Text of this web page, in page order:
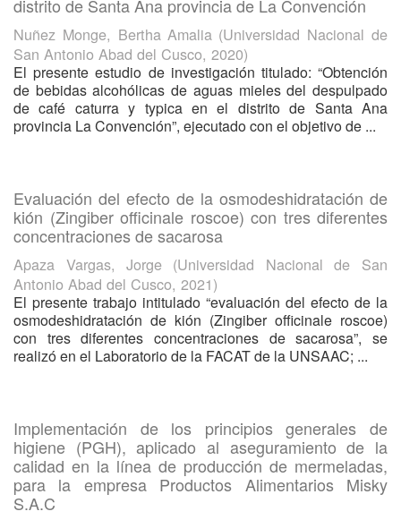
distrito de Santa Ana provincia de La Convención
Nuñez Monge, Bertha Amalia (Universidad Nacional de
San Antonio Abad del Cusco, 2020)
El presente estudio de investigación titulado: “Obtención
de bebidas alcohólicas de aguas mieles del despulpado
de café caturra y typica en el distrito de Santa Ana
provincia La Convención”, ejecutado con el objetivo de ...
Evaluación del efecto de la osmodeshidratación de
kión (Zingiber officinale roscoe) con tres diferentes
concentraciones de sacarosa
Apaza Vargas, Jorge (Universidad Nacional de San
Antonio Abad del Cusco, 2021)
El presente trabajo intitulado “evaluación del efecto de la
osmodeshidratación de kión (Zingiber officinale roscoe)
con tres diferentes concentraciones de sacarosa”, se
realizó en el Laboratorio de la FACAT de la UNSAAC; ...
Implementación de los principios generales de
higiene (PGH), aplicado al aseguramiento de la
calidad en la línea de producción de mermeladas,
para la empresa Productos Alimentarios Misky
S.A.C